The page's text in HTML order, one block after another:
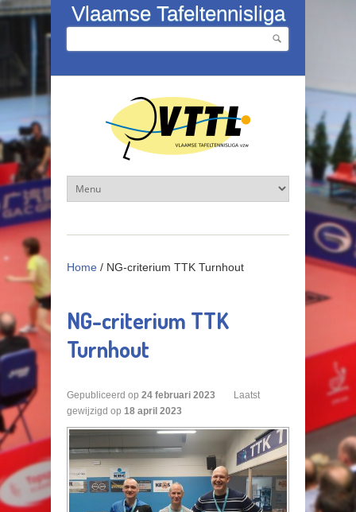
Overslaan en naar de inhoud gaan
Vlaamse Tafeltennisliga
Zoekveld
Home / NG-criterium TTK Turnhout
NG-criterium TTK
Turnhout
Gepubliceerd op 24 februari 2023
Laatst
gewijzigd op 18 april 2023